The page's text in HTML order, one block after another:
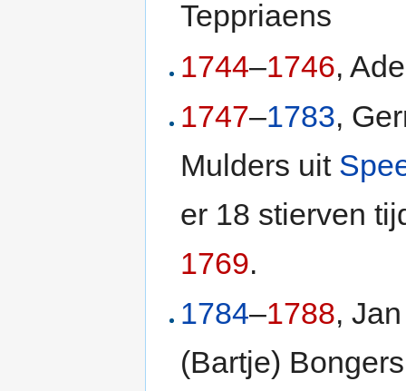
Teppriaens
1744–1746,
1747–1783,
Mulders uit
er 18 stierven
1769.
1784–1788,
(Bartje)